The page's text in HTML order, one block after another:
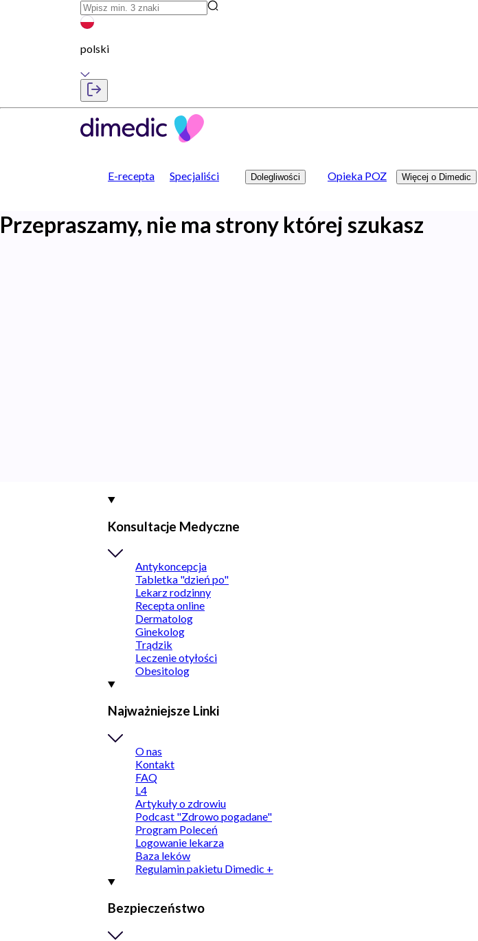
polski
E-recepta Specjaliści Dolegliwości Opieka POZ Więcej o Dimedic
Przepraszamy, nie ma strony której szukasz
Konsultacje Medyczne
Antykoncepcja
Tabletka "dzień po"
Lekarz rodzinny
Recepta online
Dermatolog
Ginekolog
Trądzik
Leczenie otyłości
Obesitolog
Najważniejsze Linki
O nas
Kontakt
FAQ
L4
Artykuły o zdrowiu
Podcast "Zdrowo pogadane"
Program Poleceń
Logowanie lekarza
Baza leków
Regulamin pakietu Dimedic +
Bezpieczeństwo